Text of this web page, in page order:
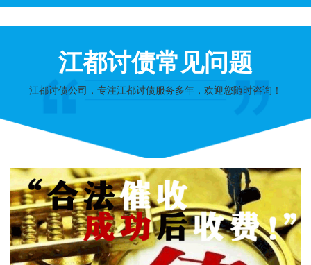
江都讨债常见问题
江都讨债公司，专注江都讨债服务多年，欢迎您随时咨询！